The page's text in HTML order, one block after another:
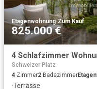
Etagenwohnung·Zum Kauf
825.000 €
Schweizer Platz
4 Zimmer2 Badezimmer
·Terrasse